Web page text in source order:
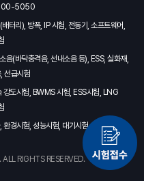
5050
리), 방폭, IP 시험, 전동기, 소프트웨어,
충격음, 선내소음 등), ESS, 실화재,
선급시험
험, BWMS 시험, ESS시험, LNG
, 성능시험, 대기시험, 석유시험, IP
RIGHTS RESERVED.